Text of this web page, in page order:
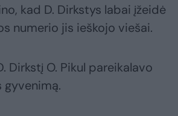
kad D. Dirkstys labai įžeidė
numerio jis ieškojo viešai.
Dirkstį O. Pikul pareikalavo
gyvenimą.